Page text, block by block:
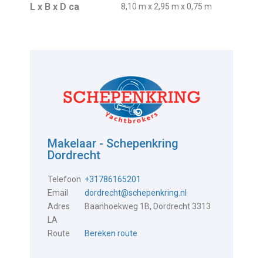
L x B x D ca 8,10 m x 2,95 m x 0,75 m
Makelaar - Schepenkring
Dordrecht
Telefoon +31786165201
Email
dordrecht@schepenkring.nl
Adres
Baanhoekweg 1B, Dordrecht 3313
LA
Route
Bereken route